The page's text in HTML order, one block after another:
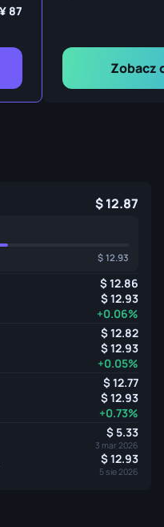
87
Zobacz
12.87
12.93
12.86
12.93
+0.06%
12.82
12.93
+0.05%
12.77
12.93
+0.73%
5.33
3 mar 2026
12.93
5 sie 2026